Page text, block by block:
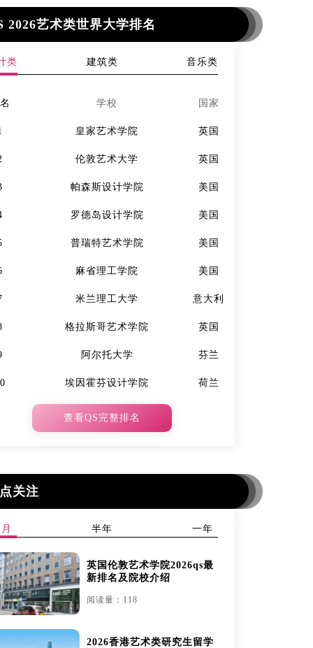
2026艺术类世界大学排名
类 建筑类 音乐类
学校 国家
皇家艺术学院 英国
伦敦艺术大学 英国
帕森斯设计学院 美国
罗德岛设计学院 美国
普瑞特艺术学院 美国
麻省理工学院 美国
米兰理工大学 意大利
格拉斯哥艺术学院 英国
阿尔托大学 芬兰
埃因霍芬设计学院 荷兰
查看QS完整排名
关注
半年 一年
英国伦敦艺术学院2026qs最
新排名及院校介绍
阅读量：118
2026香港艺术类研究生留学